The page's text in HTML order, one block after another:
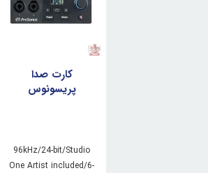
کارت صدا
پریسونوس
96kHz/24-bit/Studio
One Artist included/6-